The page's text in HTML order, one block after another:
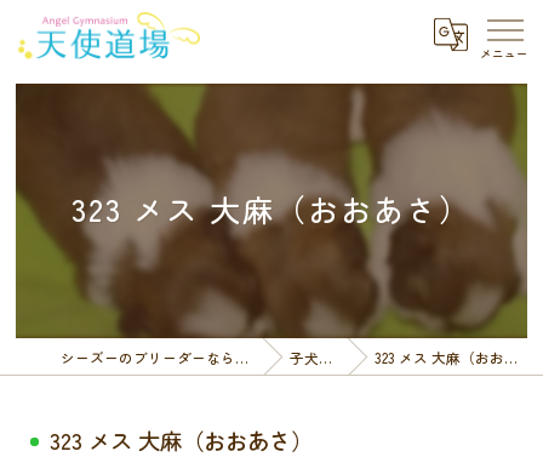
323 メス 大麻（おおあさ）
シーズーのブリーダーなら天使道場 子犬一覧 323 メス 大麻（おおあさ）
323 メス 大麻（おおあさ）